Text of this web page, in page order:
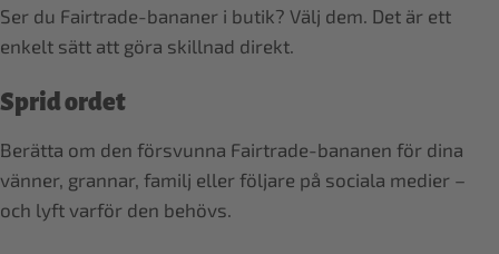
Ser du Fairtrade-bananer i butik? Välj dem. Det är ett
enkelt sätt att göra skillnad direkt.
Sprid ordet
Berätta om den försvunna Fairtrade-bananen för dina
vänner, grannar, familj eller följare på sociala medier –
och lyft varför den behövs.